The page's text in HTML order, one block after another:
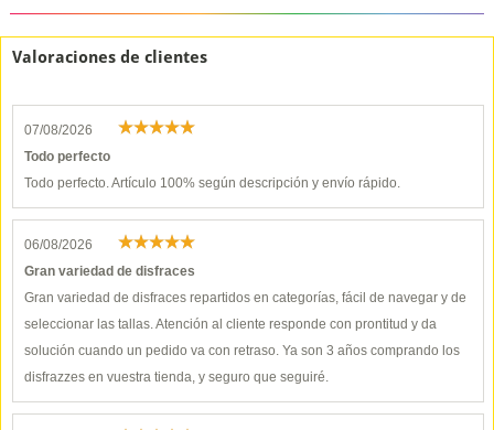
Valoraciones de clientes
07/08/2026
Todo perfecto
Todo perfecto. Artículo 100% según descripción y envío rápido.
06/08/2026
Gran variedad de disfraces
Gran variedad de disfraces repartidos en categorías, fácil de navegar y de
seleccionar las tallas. Atención al cliente responde con prontitud y da
solución cuando un pedido va con retraso. Ya son 3 años comprando los
disfrazzes en vuestra tienda, y seguro que seguiré.